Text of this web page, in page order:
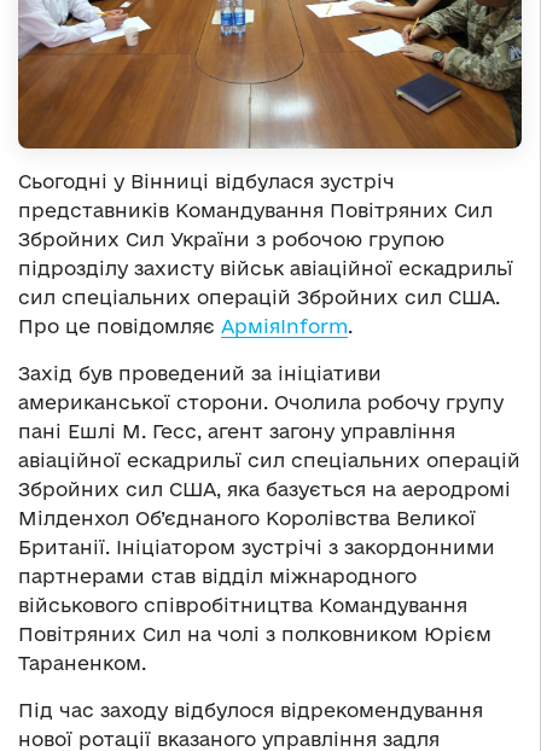
Сьогодні у Вінниці відбулася зустріч
представників Командування Повітряних Сил
Збройних Сил України з робочою групою
підрозділу захисту військ авіаційної ескадрильї
сил спеціальних операцій Збройних сил США.
Про це повідомляє АрміяInform.
Захід був проведений за ініціативи
американської сторони. Очолила робочу групу
пані Ешлі М. Гесс, агент загону управління
авіаційної ескадрильї сил спеціальних операцій
Збройних сил США, яка базується на аеродромі
Мілденхол Об’єднаного Королівства Великої
Британії. Ініціатором зустрічі з закордонними
партнерами став відділ міжнародного
військового співробітництва Командування
Повітряних Сил на чолі з полковником Юрієм
Тараненком.
Під час заходу відбулося відрекомендування
нової ротації вказаного управління задля